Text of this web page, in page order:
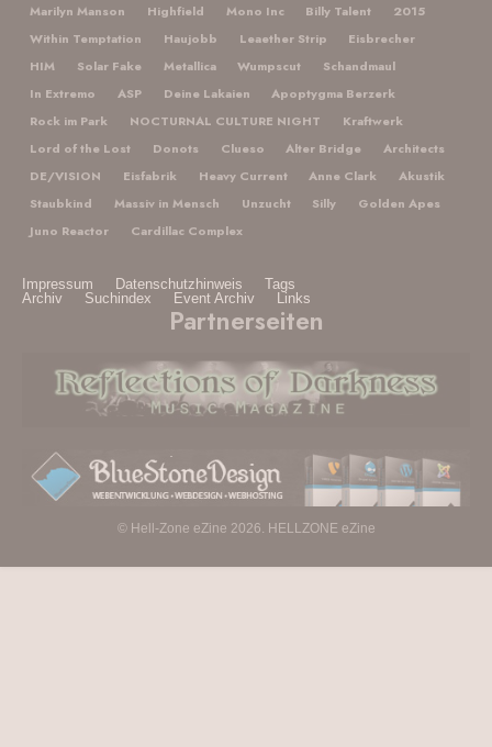
Marilyn Manson
Highfield Mono Inc Billy Talent
2015
Within Temptation
Haujobb Leaether Strip
Eisbrecher
HIM
Solar Fake Metallica Wumpscut
Schandmaul
In Extremo
ASP Deine Lakaien
Apoptygma Berzerk
Rock im Park
NOCTURNAL CULTURE NIGHT
Kraftwerk
Lord of the Lost
Donots Clueso Alter Bridge
Architects
DE/VISION
Eisfabrik Heavy Current Anne Clark
Akustik
Staubkind
Massiv in Mensch Unzucht Silly
Golden Apes
Juno Reactor
Cardillac Complex
Impressum Datenschutzhinweis
Tags
Archiv
Suchindex Event Archiv Links
Partnerseiten
© Hell-Zone eZine 2026. HELLZONE eZine